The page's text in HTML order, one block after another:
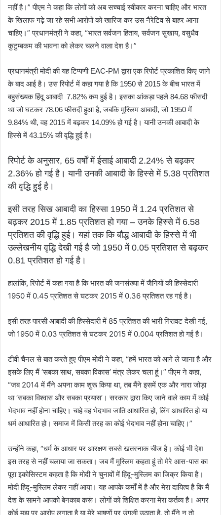
नहीं है।” पीएम ने कहा कि लोगों को अब सच्चाई स्वीकार करना चाहिए और भारत
के खिलाफ गढ़े जा रहे सभी आरोपों को खारिज कर उस नैरेटिव से बाहर आना
चाहिए।” प्रधानमंत्री ने कहा, “भारत सर्वजन हिताय, सर्वजन सुखाय, वसुधैव
कुटुम्बकम की भावना को लेकर चलने वाला देश है।”
प्रधानमंत्री मोदी की यह टिप्पणी EAC-PM द्वारा एक रिपोर्ट प्रकाशित किए जाने
के बाद आई है। उस रिपोर्ट में कहा गया है कि 1950 से 2015 के बीच भारत में
बहुसंख्यक हिंदू आबादी 7.82% कम हुई है। इसका आंकड़ा पहले 84.68 फीसदी
था जो घटकर 78.06 फीसदी हुआ है, जबकि मुस्लिम आबादी, जो 1950 में
9.84% थी, वह 2015 में बढ़कर 14.09% हो गई है। यानी उनकी आबादी के
हिस्से में 43.15% की वृद्धि हुई है।
रिपोर्ट के अनुसार, 65 वर्षों में ईसाई आबादी 2.24% से बढ़कर
2.36% हो गई है। यानी उनकी आबादी के हिस्से में 5.38 प्रतिशत
की वृद्धि हुई है।
इसी तरह सिख आबादी का हिस्सा 1950 में 1.24 प्रतिशत से
बढ़कर 2015 में 1.85 प्रतिशत हो गया – उनके हिस्से में 6.58
प्रतिशत की वृद्धि हुई। यहां तक ​​कि बौद्ध आबादी के हिस्से में भी
उल्लेखनीय वृद्धि देखी गई है जो 1950 में 0.05 प्रतिशत से बढ़कर
0.81 प्रतिशत हो गई है।
हालांकि, रिपोर्ट में कहा गया है कि भारत की जनसंख्या में जैनियों की हिस्सेदारी
1950 में 0.45 प्रतिशत से घटकर 2015 में 0.36 प्रतिशत रह गई है।
इसी तरह पारसी आबादी की हिस्सेदारी में 85 प्रतिशत की भारी गिरावट देखी गई,
जो 1950 में 0.03 प्रतिशत से घटकर 2015 में 0.004 प्रतिशत हो गई है।
टीवी चैनल से बात करते हुए पीएम मोदी ने कहा, “हमें भारत को आगे ले जाना है और
इसके लिए मैं ‘सबका साथ, सबका विकास’ मंत्र लेकर चला हूं।” पीएम ने कहा,
“जब 2014 में मैंने अपना काम शुरू किया था, तब मैंने इसमें एक और नारा जोड़ा
था ‘सबका विश्वास और सबका प्रयास’। सरकार द्वारा किए जाने वाले काम में कोई
भेदभाव नहीं होना चाहिए। चाहे वह भेदभाव जाति आधारित हो, लिंग आधारित हो या
धर्म आधारित हो। समाज में किसी तरह का कोई भेदभाव नहीं होना चाहिए।”
उन्होंने कहा, “धर्म के आधार पर आरक्षण सबसे खतरनाक चीज है। कोई भी देश
इस तरह से नहीं चलाया जा सकता। जब मैं मुस्लिम कहता हूं तो मेरे आस-पास का
पूरा इकोसिस्टम कहता है कि मोदी ने चुनावों में हिंदू-मुस्लिम का जिक्र किया है।
मोदी हिंदू-मुस्लिम लेकर नहीं आया। यह आपके कर्मों में है और मेरा दायित्व है कि मैं
देश के सामने आपको बेनकाब करूं। लोगों को शिक्षित करना मेरा कर्तव्य है। अगर
कोई मुझ पर आरोप लगाता है या मेरे भाषणों पर उंगली उठाता है, तो मैंने न तो